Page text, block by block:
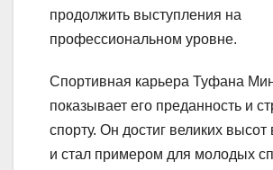
продолжить выступления на
профессиональном уровне.
Спортивная карьера Туфана
показывает его преданность и
спорту. Он достиг великих высот
и стал примером для молодых